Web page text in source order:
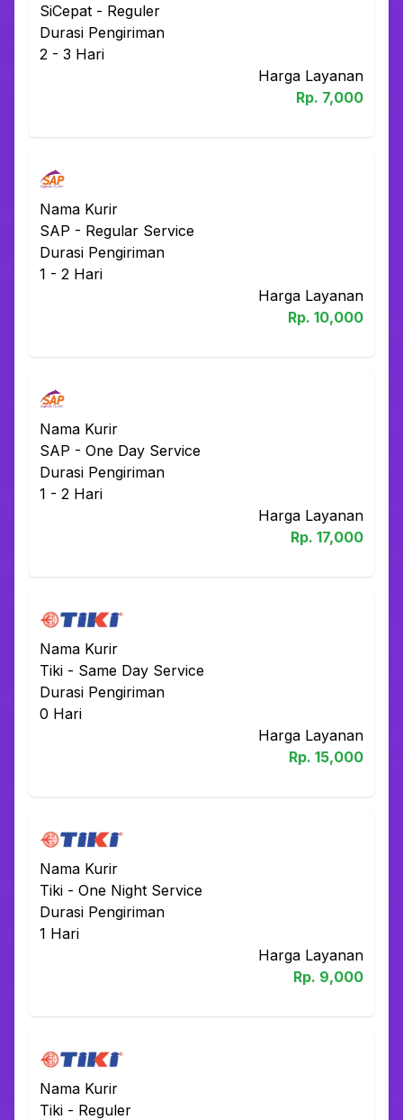
SiCepat - Reguler
Durasi Pengiriman
2 - 3 Hari
Harga Layanan
Rp. 7,000
Nama Kurir
SAP - Regular Service
Durasi Pengiriman
1 - 2 Hari
Harga Layanan
Rp. 10,000
Nama Kurir
SAP - One Day Service
Durasi Pengiriman
1 - 2 Hari
Harga Layanan
Rp. 17,000
Nama Kurir
Tiki - Same Day Service
Durasi Pengiriman
0 Hari
Harga Layanan
Rp. 15,000
Nama Kurir
Tiki - One Night Service
Durasi Pengiriman
1 Hari
Harga Layanan
Rp. 9,000
Nama Kurir
Tiki - Reguler